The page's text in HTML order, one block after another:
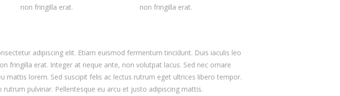
non fringilla erat.
non fringilla erat.
adipiscing elit. Etiam euismod fermentum tincidunt. Duis iaculis leo
fringilla erat. Integer at neque ante, non volutpat lacus. Sed nec ornare
mattis lorem. Sed suscipit felis ac lectus rutrum eget ultrices libero tempor.
pulvinar. Pellentesque eu arcu et justo adipiscing mattis.